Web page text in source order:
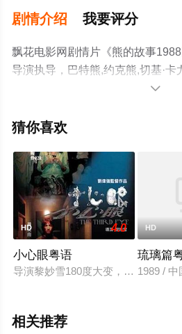
剧情介绍 我要评分
飘花电影网剧情片《熊的故事
导演执导，巴特熊,约克熊,切基·卡
拉孔布等演员精彩演绎的法国电影
移步至豆瓣电影、电视猫或剧情网

猜你喜欢
HD 4.0
小心眼粤语
导演黎妙雪180度大变，由拍问题
HD
琉璃篇
1989 /
相关推荐